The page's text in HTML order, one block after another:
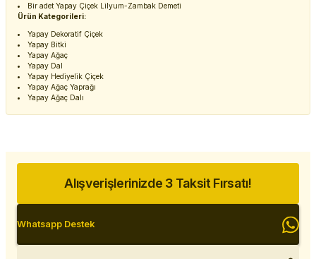
Bir adet Yapay Çiçek Lilyum-Zambak Demeti
Ürün Kategorileri:
Yapay Dekoratif Çiçek
Yapay Bitki
Yapay Ağaç
Yapay Dal
Yapay Hediyelik Çiçek
Yapay Ağaç Yaprağı
Yapay Ağaç Dalı
Alışverişlerinizde 3 Taksit Fırsatı!
Whatsapp Destek